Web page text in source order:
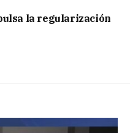
la regularización